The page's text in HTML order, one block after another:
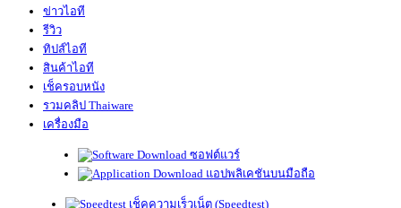
ข่าวไอที
รีวิว
ทิปส์ไอที
สินค้าไอที
เช็ครอบหนัง
รวมคลิป Thaiware
เครื่องมือ
ซอฟต์แวร์
แอปพลิเคชันบนมือถือ
เช็คความเร็วเน็ต (Speedtest)